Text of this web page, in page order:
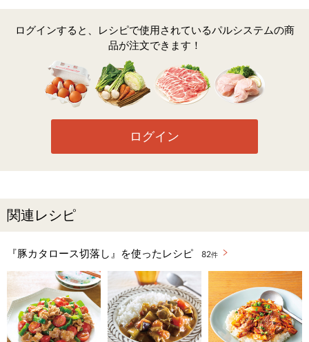
ログインすると、レシピで使用されているパルシステムの商
品が注文できます！
ログイン
関連レシピ
『豚カタロース切落し』を使ったレシピ 82件